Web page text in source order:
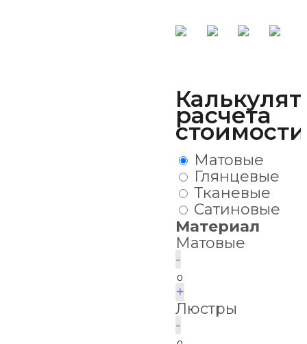
расчета
стоимости
Матовые
Глянцевые
Тканевые
Сатиновые
Материал
Матовые
-
+
Люстры
-